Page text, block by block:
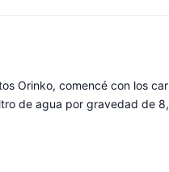
Orinko, comencé con los
de agua por gravedad de